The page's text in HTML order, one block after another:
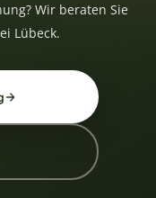
Wir beraten Sie
Lübeck.